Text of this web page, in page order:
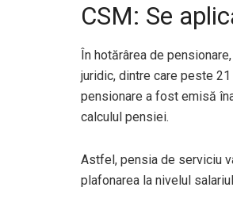
CSM: Se
În hotărârea de
juridic, dintre care peste
pensionare a fost emisă
calculul pensiei.
Astfel, pensia de serviciu
plafonarea la nivelul